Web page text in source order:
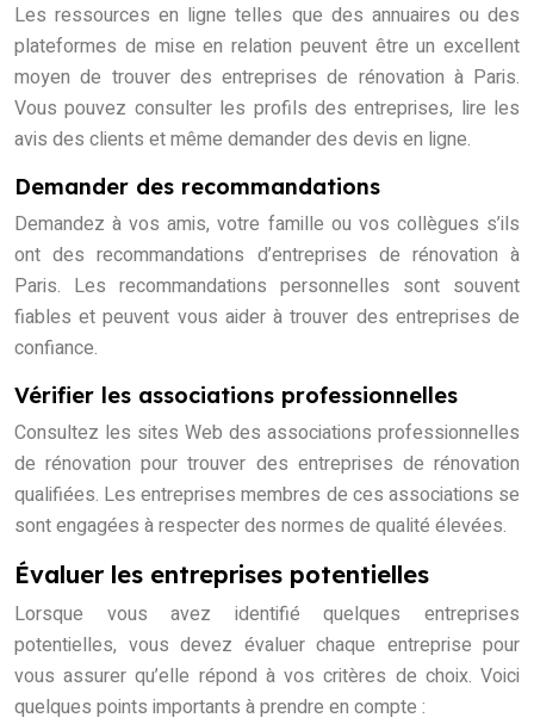
Les ressources en ligne telles que des annuaires ou des
plateformes de mise en relation peuvent être un excellent
moyen de trouver des entreprises de rénovation à Paris.
Vous pouvez consulter les profils des entreprises, lire les
avis des clients et même demander des devis en ligne.
Demander des recommandations
Demandez à vos amis, votre famille ou vos collègues s’ils
ont des recommandations d’entreprises de rénovation à
Paris. Les recommandations personnelles sont souvent
fiables et peuvent vous aider à trouver des entreprises de
confiance.
Vérifier les associations professionnelles
Consultez les sites Web des associations professionnelles
de rénovation pour trouver des entreprises de rénovation
qualifiées. Les entreprises membres de ces associations se
sont engagées à respecter des normes de qualité élevées.
Évaluer les entreprises potentielles
Lorsque vous avez identifié quelques entreprises
potentielles, vous devez évaluer chaque entreprise pour
vous assurer qu’elle répond à vos critères de choix. Voici
quelques points importants à prendre en compte :